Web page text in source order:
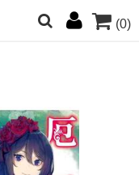
(0)